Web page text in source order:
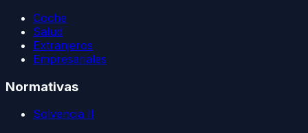
Coche
Salud
Extranjeros
Empresariales
Normativas
Solvencia II